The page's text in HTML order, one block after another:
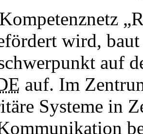
wird,
auf
auf. Im
Systeme in